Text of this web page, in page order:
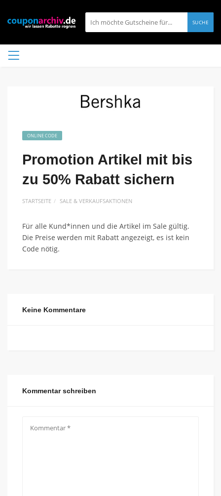
SUCHE
ONLINE CODE
Promotion Artikel mit bis
zu 50% Rabatt sichern
STARTSEITE SALE & VERKAUFSAKTIONEN
Für alle Kund*innen und die Artikel im Sale gültig.
Die Preise werden mit Rabatt angezeigt, es ist kein
Code nötig.
Keine Kommentare
Kommentar schreiben